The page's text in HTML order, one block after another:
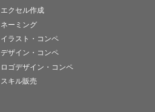
エクセル作成
ネーミング
イラスト・コンペ
デザイン・コンペ
ロゴデザイン・コンペ
スキル販売